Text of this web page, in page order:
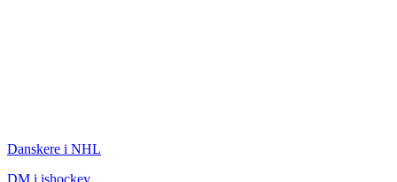
Danskere i NHL
DM i ishockey